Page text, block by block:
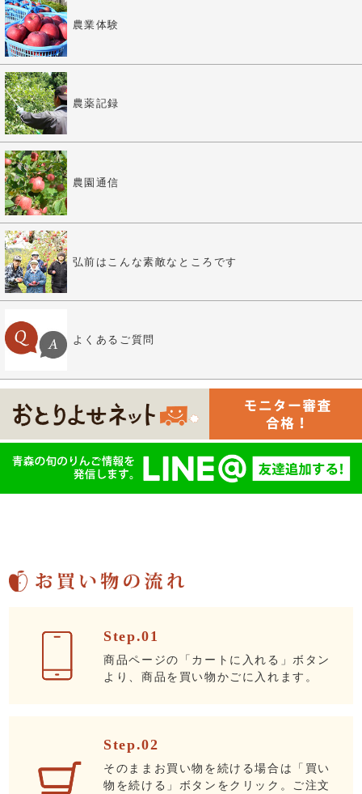
農業体験
農薬記録
農園通信
弘前はこんな素敵なところです
よくあるご質問
Step.01
商品ページの「カートに入れる」ボタン
より、商品を買い物かごに入れます。
Step.02
そのままお買い物を続ける場合は「買い
物を続ける」ボタンをクリック。ご注文